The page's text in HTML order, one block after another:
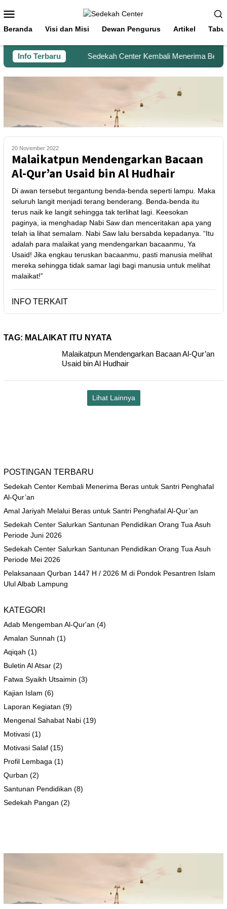
Beranda Visi dan Misi Dewan Pengurus Artikel
Info Terbaru Sedekah Center Kembali Menerima Beras
20 November 2022
Malaikatpun Mendengarkan Bacaan
Al-Qur’an Usaid bin Al Hudhair
Di awan tersebut tergantung benda-benda seperti lampu. Maka
seluruh langit menjadi terang benderang. Benda-benda itu
terus naik ke langit sehingga tak terlihat lagi. Keesokan
paginya, ia menghadap Nabi Saw dan menceritakan apa yang
telah ia lihat semalam. Nabi Saw lalu bersabda kepadanya. “Itu
adalah para malaikat yang mendengarkan bacaanmu, Ya
Usaid! Jika engkau teruskan bacaanmu, pasti manusia melihat
mereka sehingga tidak samar lagi bagi manusia untuk melihat
malaikat!”
INFO TERKAIT
TAG: MALAIKAT ITU NYATA
Malaikatpun Mendengarkan Bacaan Al-Qur’an
Usaid bin Al Hudhair
Lihat Lainnya
POSTINGAN TERBARU
Sedekah Center Kembali Menerima Beras untuk Santri Penghafal
Al-Qur’an
Amal Jariyah Melalui Beras untuk Santri Penghafal Al-Qur’an
Sedekah Center Salurkan Santunan Pendidikan Orang Tua Asuh
Periode Juni 2026
Sedekah Center Salurkan Santunan Pendidikan Orang Tua Asuh
Periode Mei 2026
Pelaksanaan Qurban 1447 H / 2026 M di Pondok Pesantren Islam
Ulul Albab Lampung
KATEGORI
Adab Mengemban Al-Qur'an (4)
Amalan Sunnah (1)
Aqiqah (1)
Buletin Al Atsar (2)
Fatwa Syaikh Utsaimin (3)
Kajian Islam (6)
Laporan Kegiatan (9)
Mengenal Sahabat Nabi (19)
Motivasi (1)
Motivasi Salaf (15)
Profil Lembaga (1)
Qurban (2)
Santunan Pendidikan (8)
Sedekah Pangan (2)